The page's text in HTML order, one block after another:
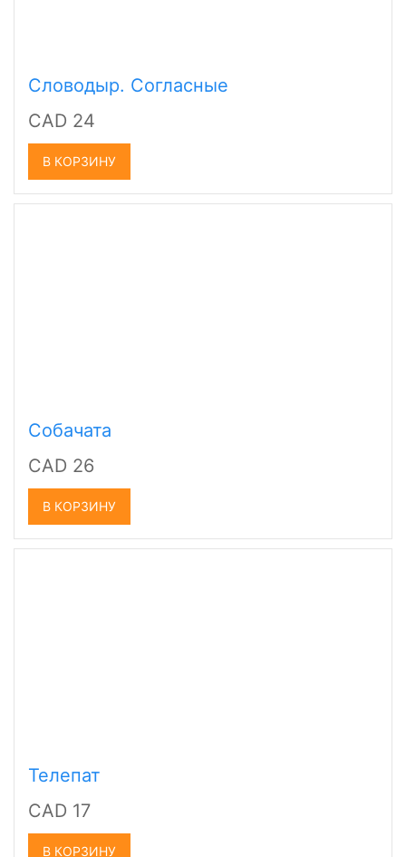
Словодыр. Согласные
CAD 24
В КОРЗИНУ
Собачата
CAD 26
В КОРЗИНУ
Телепат
CAD 17
В КОРЗИНУ